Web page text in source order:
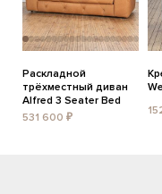
Раскладной
трёхместный диван
Alfred 3 Seater Bed
531 600 ₽